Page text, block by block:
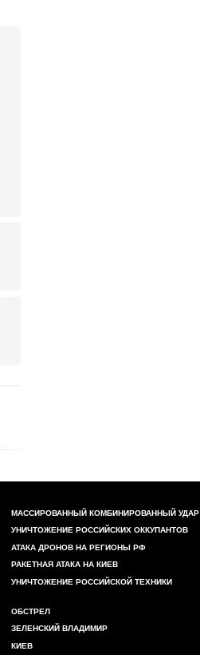
МАССИРОВАННЫЙ КОМБИНИРОВАННЫЙ УДАР
УНИЧТОЖЕНИЕ РОССИЙСКИХ ОККУПАНТОВ
АТАКА ДРОНОВ НА РЕГИОНЫ РФ
РАКЕТНАЯ АТАКА НА КИЕВ
УНИЧТОЖЕНИЕ РОССИЙСКОЙ ТЕХНИКИ
ОБСТРЕЛ
ЗЕЛЕНСКИЙ ВЛАДИМИР
КИЕВ